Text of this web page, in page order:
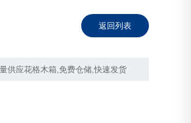
返回列表
供应花格木箱,免费仓储,快速发货